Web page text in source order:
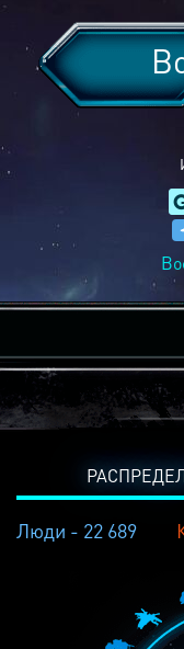
Люди - 22 689